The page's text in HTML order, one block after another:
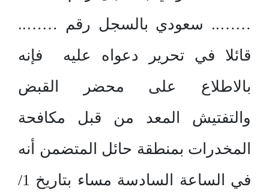
…….. سعودي بالسجل رقم ……..
قائلا في تحرير دعواه عليه فإنه
بالاطلاع على محضر القبض
والتفتيش المعد من قبل مكافحة
المخدرات بمنطقة حائل المتضمن أنه
في الساعة السادسة مساء بتاريخ 1/